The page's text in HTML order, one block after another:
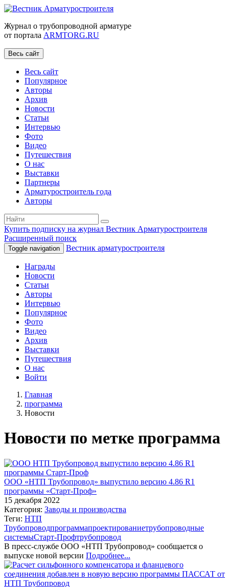
Журнал о трубопроводной арматуре
от портала ARMTORG.RU
Весь сайт
Весь сайт
Популярное
Авторы
Архив
Новости
Статьи
Интервью
Фото
Видео
Путешествия
О нас
Выставки
Партнеры
Арматуростроитель года
Авторы
Купить подписку на журнал Вестник Арматуростроителя
Расширенный поиск
Toggle navigation Вестник арматуростроителя
Награды
Новости
Статьи
Авторы
Интервью
Популярное
Фото
Видео
Архив
Выставки
Путешествия
О нас
Войти
Главная
программа
Новости
Новости по метке программа
ООО «НТП Трубопровод» выпустило версию 4.86 R1
программы «Старт-Проф»
15 декабря 2022
Категория: Заводы и производства
Теги: НТП
Трубопроводпрограммапроектированиетрубопроводные
системыСтарт-Профтрубопровод
В пресс-службе ООО «НТП Трубопровод» сообщается о
выпуске новой версии Подробнее...